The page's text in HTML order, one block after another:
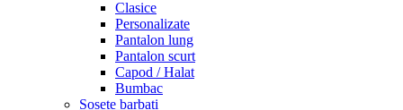
Clasice
Personalizate
Pantalon lung
Pantalon scurt
Capod / Halat
Bumbac
Sosete barbati